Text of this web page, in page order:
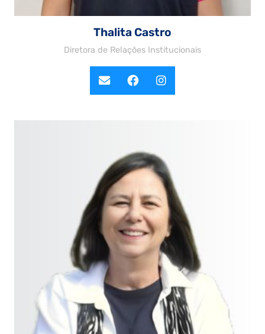
Thalita Castro
Diretora de Relações Institucionais